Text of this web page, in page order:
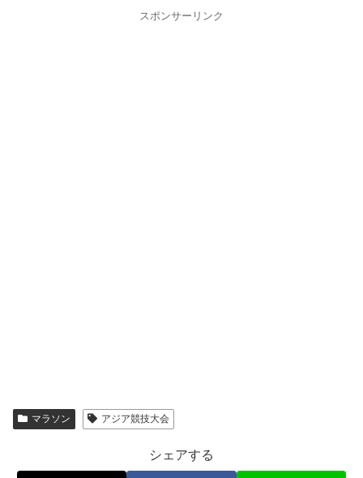
選手名
スポンサーリンク
マラソン アジア競技大会
シェアする